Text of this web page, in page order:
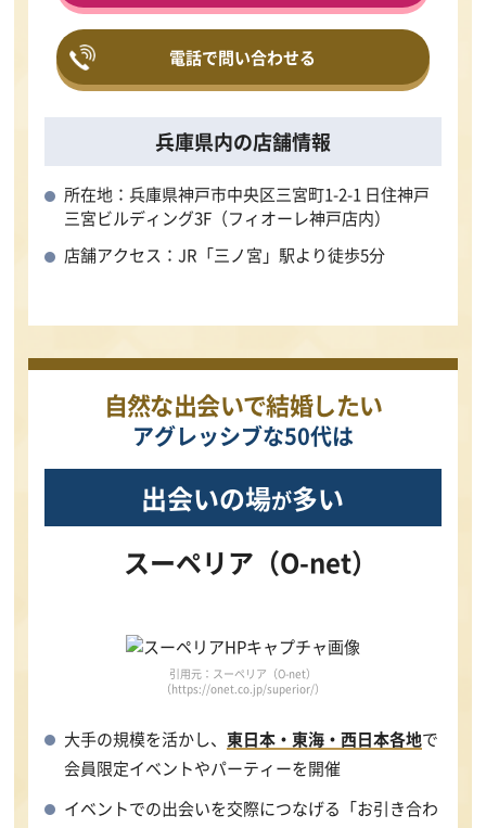
電話で問い合わせる
兵庫県内の店舗情報
所在地：兵庫県神戸市中央区三宮町1-2-1 日住神戸
三宮ビルディング3F（フィオーレ神戸店内）
店舗アクセス：JR「三ノ宮」駅より徒歩5分
自然な出会いで結婚したい
アグレッシブな50代は
出会いの場が多い
スーペリア（O-net）
引用元：スーペリア（O-net）
（https://onet.co.jp/superior/）
大手の規模を活かし、東日本・東海・西日本各地で
会員限定イベントやパーティーを開催
イベントでの出会いを交際につなげる「お引き合わ